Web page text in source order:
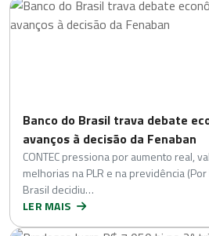
Banco do Brasil trava debate
avanços à decisão da Fenaban
CONTEC pressiona por aumento real,
melhorias na PLR e na previdência
Brasil decidiu…
LER MAIS